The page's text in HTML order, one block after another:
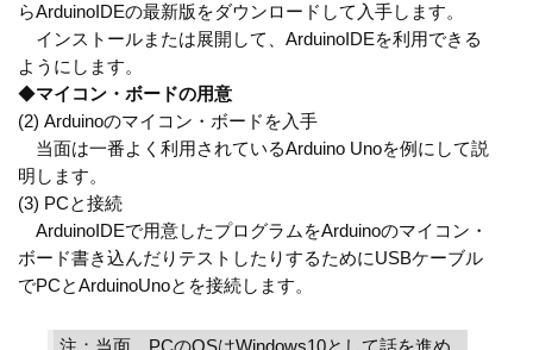
らArduinoIDEの最新版をダウンロードして入手します。
インストールまたは展開して、ArduinoIDEを利用できる
ようにします。
◆マイコン・ボードの用意
(2) Arduinoのマイコン・ボードを入手
当面は一番よく利用されているArduino Unoを例にして説
明します。
(3) PCと接続
ArduinoIDEで用意したプログラムをArduinoのマイコン・
ボード書き込んだりテストしたりするためにUSBケーブル
でPCとArduinoUnoとを接続します。